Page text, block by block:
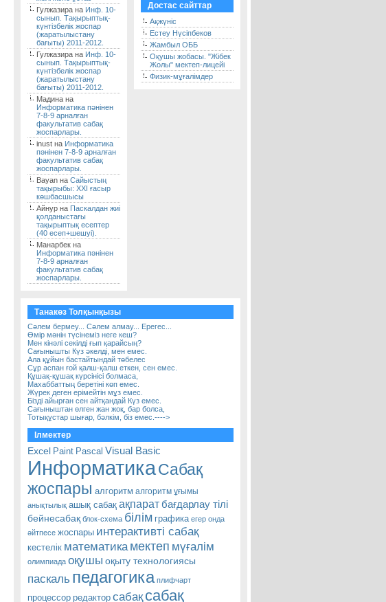
Гулжазира на Инф. 10-
сынып. Тақырыптық-
күнтізбелік жоспар
(жаратылыстану
бағыты) 2011-2012.
Гулжазира на Инф. 10-
сынып. Тақырыптық-
күнтізбелік жоспар
(жаратылыстану
бағыты) 2011-2012.
Мадина на
Информатика пәнінен
7-8-9 арналған
факультатив сабақ
жоспарлары.
inust на Информатика
пәнінен 7-8-9 арналған
факультатив сабақ
жоспарлары.
Bayan на Сайыстың
тақырыбы: ХХІ ғасыр
көшбасшысы
Айнур на Паскалдан жиі
қолданыстағы
тақырыптық есептер
(40 есеп+шешуі).
Манарбек на
Информатика пәнінен
7-8-9 арналған
факультатив сабақ
жоспарлары.
Достас сайттар
Ақжүніс
Естеу Нүсіпбеков
Жамбыл ОББ
Оқушы жобасы. "Жібек
Жолы" мектеп-лицейі
Физик-мұғалімдер
Танакөз Толқынқызы
Сәлем бермеу... Сәлем алмау... Ерегес...
Өмір мәнін түсінеміз неге кеш?
Мен кінәлі секілді ғып қарайсың?
Сағынышты Күз әкелді, мен емес.
Ала құйын бастайтындай төбелес
Сұр аспан ғой қалш-қалш еткен, сен емес.
Құшақ-құшақ күрсінісі болмаса,
Махаббаттың беретіні көп емес.
Жүрек деген ерімейтін мұз емес.
Бізді айырған сен айтқандай Күз емес.
Сағыныштан өлген жан жоқ, бар болса,
Тотықұстар шығар, бәлкім, біз емес.---->
Ілмектер
Excel Paint Pascal Visual Basic
ИнформатикаСабақ
жоспары алгоритм алгоритм ұғымы
анықтылық ашық сабақ ақпарат бағдарлау тілі
бейнесабақ блок-схема білім графика егер онда
әйтпесе жоспары интерактивті сабақ
кестелік математика мектеп мүғалім
олимпиада оқушы оқыту технологиясы
паскаль педагогика плифчарт
процессор редактор сабақ сабақ